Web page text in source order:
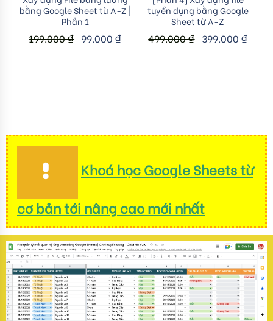
bằng Google Sheet từ A-Z |
Phần 1
199.000₫ 99.000₫
tuyển dụng bằng Google
Sheet từ A-Z
499.000₫ 399.000₫
Khoá học Google Sheets từ
cơ bản tới nâng cao mới nhất